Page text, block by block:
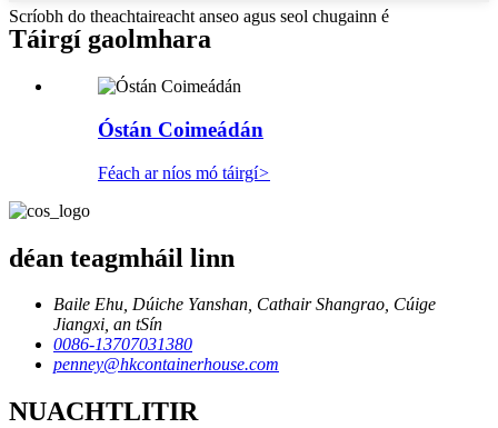
Scríobh do theachtaireacht anseo agus seol chugainn é
Táirgí gaolmhara
Óstán Coimeádán
Féach ar níos mó táirgí>
déan teagmháil linn
Baile Ehu, Dúiche Yanshan, Cathair Shangrao, Cúige
Jiangxi, an tSín
0086-13707031380
penney@hkcontainerhouse.com
NUACHTLITIR